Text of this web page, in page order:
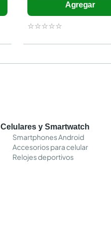
Agregar
☆☆☆☆☆
Celulares y Smartwatch
Smartphones Android
Accesorios para celular
Relojes deportivos